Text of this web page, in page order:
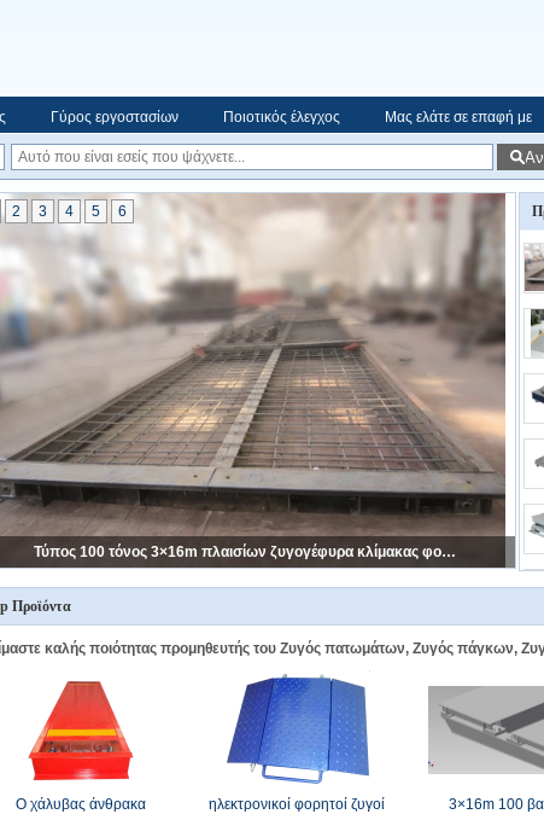
Γύρος εργοστασίων Ποιοτικός έλεγχος Μας ελάτε σε επαφή με
Το κινητό φορτηγό 3×8m 50t ζυγίζει τις κλίμακες
2 3 4 5 6
Προϊόντα
καλής ποιότητας προμηθευτής του Ζυγός πατωμάτων, Ζυγός πάγκων,
Ο χάλυβας άνθρακα
ηλεκτρονικοί φορητοί ζυγοί
3×16m 100